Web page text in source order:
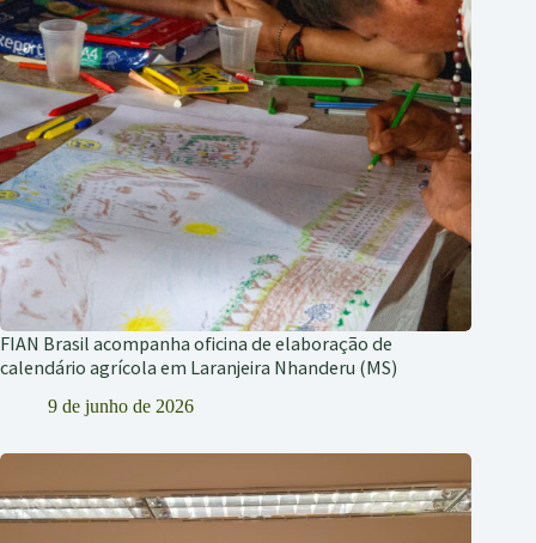
FIAN Brasil acompanha oficina de elaboração de
calendário agrícola em Laranjeira Nhanderu (MS)
9 de junho de 2026